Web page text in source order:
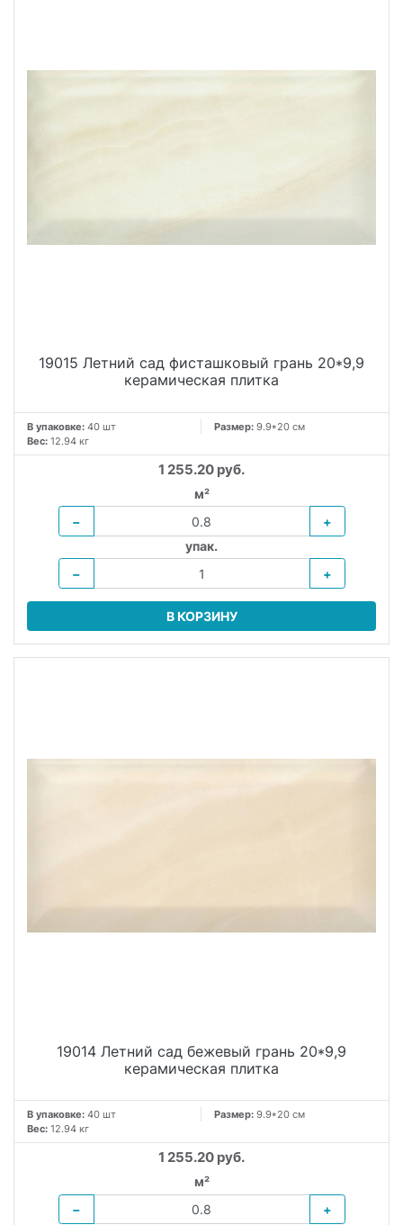
19015 Летний сад фисташковый грань 20*9,9
керамическая плитка
В упаковке: 40 шт Размер: 9.9*20 см
Вес: 12.94 кг
1 255.20 руб.
м²
−
+
упак.
−
+
В КОРЗИНУ
19014 Летний сад бежевый грань 20*9,9
керамическая плитка
В упаковке: 40 шт Размер: 9.9*20 см
Вес: 12.94 кг
1 255.20 руб.
м²
−
+